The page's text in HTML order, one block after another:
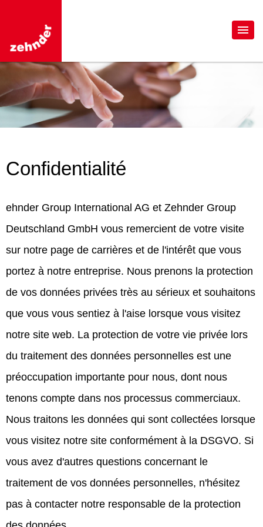
Confidentialité
ehnder Group International AG et Zehnder Group
Deutschland GmbH vous remercient de votre visite
sur notre page de carrières et de l'intérêt que vous
portez à notre entreprise. Nous prenons la protection
de vos données privées très au sérieux et souhaitons
que vous vous sentiez à l'aise lorsque vous visitez
notre site web. La protection de votre vie privée lors
du traitement des données personnelles est une
préoccupation importante pour nous, dont nous
tenons compte dans nos processus commerciaux.
Nous traitons les données qui sont collectées lorsque
vous visitez notre site conformément à la DSGVO. Si
vous avez d'autres questions concernant le
traitement de vos données personnelles, n'hésitez
pas à contacter notre responsable de la protection